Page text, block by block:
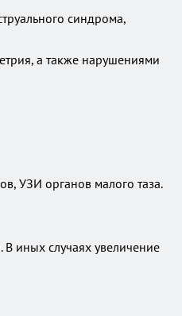
синдрома,
а также нарушениями
УЗИ органов малого таза.
иных случаях увеличение